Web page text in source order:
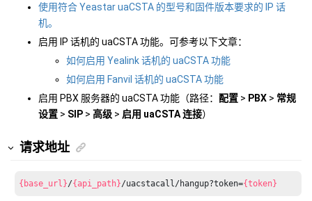
使用符合 Yeastar uaCSTA 的型号和固件版本要求的 IP 话
机。
启用 IP 话机的 uaCSTA 功能。可参考以下文章：
如何启用 Yealink 话机的 uaCSTA 功能
如何启用 Fanvil 话机的 uaCSTA 功能
启用 PBX 服务器的 uaCSTA 功能（路径： 配置 > PBX > 常规
设置 > SIP > 高级 > 启用 uaCSTA 连接）
请求地址
{base_url}/{api_path}/uacstacall/hangup?token={token}